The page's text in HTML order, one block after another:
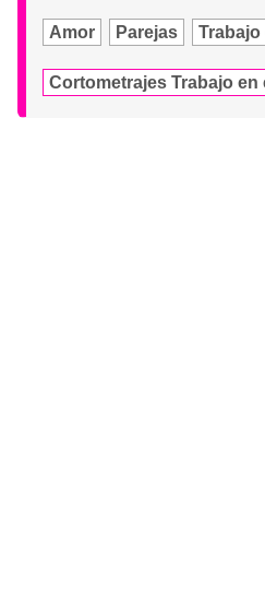
Amor Parejas
Cortometrajes Trabajo en